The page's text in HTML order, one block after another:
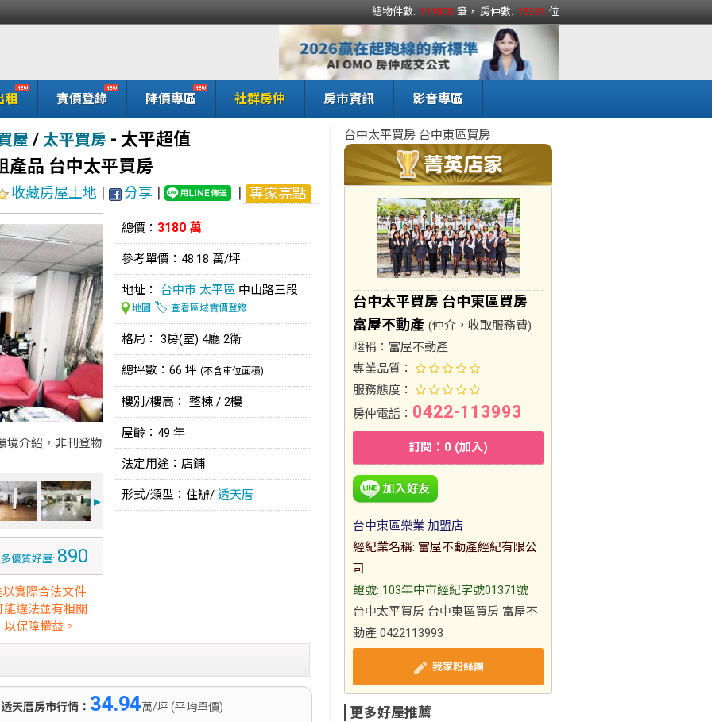
總物件數: 111800 筆， 房仲數: 15331 位
租 實價登錄 降價專區 社群房仲 房市資訊 影音專區
屋 / 太平買房 - 太平超值
產品 台中太平買房
收藏房屋土地 | 分享 | | 專家亮點
境介紹，非刊登物
►
優質好屋: 890
實際合法文件
違法並有相關
保障權益。
總價： 3180 萬
參考單價：48.18 萬/坪
地址： 台中市 太平區 中山路三段
地圖 🏷️ 查看區域實價登錄
格局： 3房(室) 4廳 2衛
總坪數：66 坪 (不含車位面積)
樓別/樓高： 整棟 / 2樓
屋齡：49 年
法定用途：店鋪
形式/類型：住辦/ 透天厝
透天厝房市行情： 34.94萬/坪 (平均單價)
台中太平買房 台中東區買房
台中太平買房 台中東區買房
富屋不動產 (仲介，收取服務費)
暱稱： 富屋不動產
專業品質：
服務態度：
房仲電話： 0422-113993
訂閱：0 (加入)
台中東區樂業 加盟店
經紀業名稱: 富屋不動產經紀有限公
司
證號: 103年中市經紀字號01371號
台中太平買房 台中東區買房 富屋不
動產 0422113993
我家粉絲團
更多好屋推薦